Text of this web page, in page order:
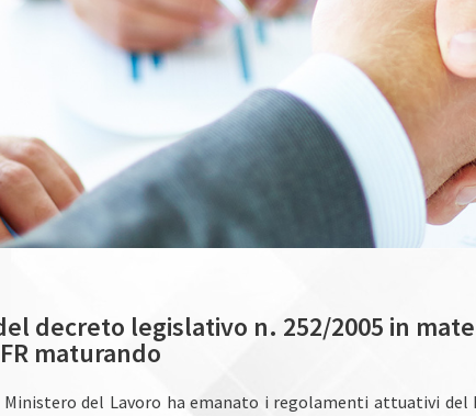
decreto legislativo n. 252/2005 in
maturando
del Lavoro ha emanato i regolamenti attuativi del